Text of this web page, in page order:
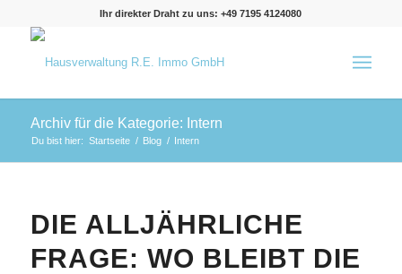
Ihr direkter Draht zu uns: +49 7195 4124080
Archiv für die Kategorie: Intern
Du bist hier: Startseite / Blog / Intern
DIE ALLJÄHRLICHE
FRAGE: WO BLEIBT DIE